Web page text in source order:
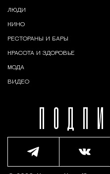
ЛЮДИ
КИНО
РЕСТОРАНЫ И БАРЫ
КРАСОТА И ЗДОРОВЬЕ
МОДА
ВИДЕО